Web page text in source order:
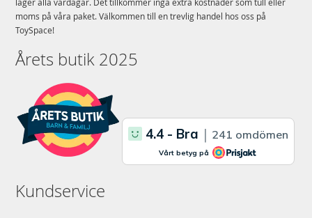
lager alla vardagar. Det tillkommer inga extra kostnader som tull eller
moms på våra paket. Välkommen till en trevlig handel hos oss på
ToySpace!
Årets butik 2025
Kundservice